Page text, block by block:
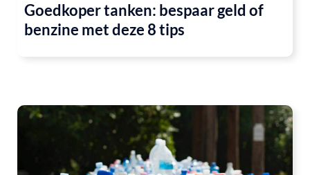
Goedkoper tanken: bespaar geld of
benzine met deze 8 tips